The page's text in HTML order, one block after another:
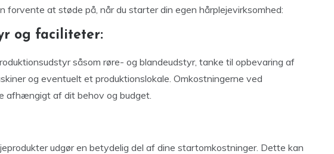
forvente at støde på, når du starter din egen hårplejevirksomhed:
og faciliteter:
såsom røre- og blandeudstyr, tanke til opbevaring af
og eventuelt et produktionslokale. Omkostningerne ved
afhængigt af dit behov og budget.
udgør en betydelig del af dine startomkostninger. Dette kan